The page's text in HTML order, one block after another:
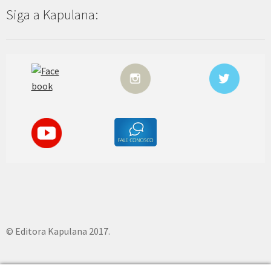
Siga a Kapulana:
© Editora Kapulana 2017.